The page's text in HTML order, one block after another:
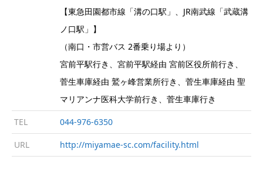
【東急田園都市線「溝の口駅」、JR南武線「武蔵溝
ノ口駅」】
（南口・市営バス 2番乗り場より）
宮前平駅行き、宮前平駅経由 宮前区役所前行き、
菅生車庫経由 鷲ヶ峰営業所行き、菅生車庫経由 聖
マリアンナ医科大学前行き、菅生車庫行き
TEL 044-976-6350
URL http://miyamae-sc.com/facility.html